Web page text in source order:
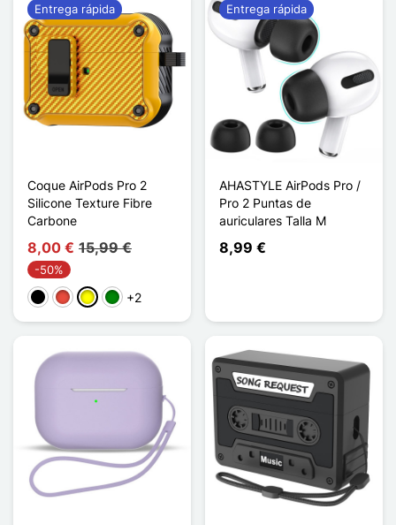
Coque AirPods Pro 2
Silicone Texture Fibre
Carbone
8,00 € 15,99 €
-50%
NegroRojoAmarilloVerde
+2
Entrega rápida
AHASTYLE AirPods Pro /
Pro 2 Puntas de
auriculares Talla M
8,99 €
Entrega rápida